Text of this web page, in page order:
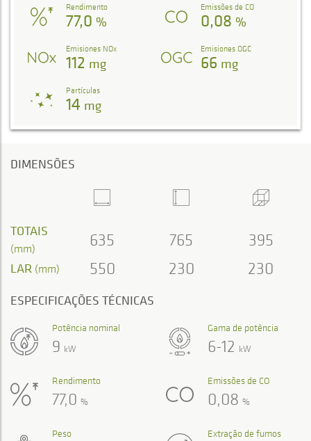
Rendimento
77,0 %
Emissões de CO
0,08 %
Emisiones NOx
112 mg
Emisiones OGC
66 mg
Partículas
14 mg
DIMENSÕES
TOTAIS
(mm) 635 765 395
LAR (mm) 550 230 230
ESPECIFICAÇÕES TÉCNICAS
Gama de potência
6-12 kW
Potência nominal
9 kW
Rendimento
77,0 %
Emissões de CO
0,08 %
Peso Extração de fumos